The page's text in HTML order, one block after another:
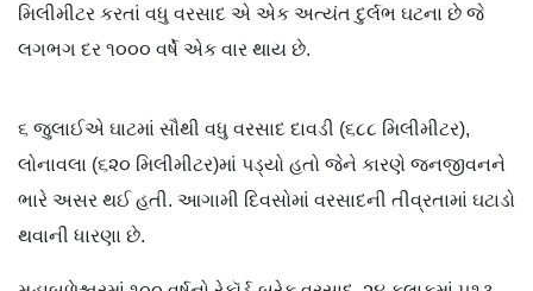
મિલીમીટર કરતાં વધુ વરસાદ એ એક અત્યંત દુર્લભ ઘટના છે જે
લગભગ દર ૧૦૦૦ વર્ષે એક વાર થાય છે.
૬ જુલાઈએ ઘાટમાં સૌથી વધુ વરસાદ દાવડી (૬૮૮ મિલીમીટર),
લોનાવલા (૬૨૦ મિલીમીટર)માં પડ્યો હતો જેને કારણે જનજીવનને
ભારે અસર થઈ હતી. આગામી દિવસોમાં વરસાદની તીવ્રતામાં ઘટાડો
થવાની ધારણા છે.